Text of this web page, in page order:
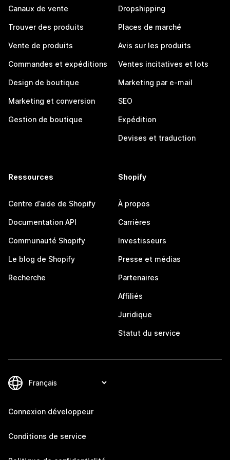
Canaux de vente
Trouver des produits
Vente de produits
Commandes et expéditions
Design de boutique
Marketing et conversion
Gestion de boutique
Dropshipping
Places de marché
Avis sur les produits
Ventes incitatives et lots
Marketing par e-mail
SEO
Expédition
Devises et traduction
Ressources
Centre d’aide de Shopify
Documentation API
Communauté Shopify
Le blog de Shopify
Recherche
Shopify
À propos
Carrières
Investisseurs
Presse et médias
Partenaires
Affiliés
Juridique
Statut du service
Connexion développeur
Conditions de service